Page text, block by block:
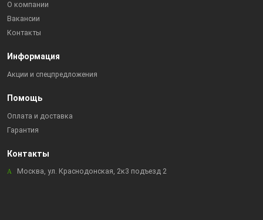
О компании
Вакансии
Контакты
Информация
Акции и спецпредложения
Помощь
Оплата и доставка
Гарантия
Контакты
Москва, ул. Краснодонская, 2к3 подъезд 2